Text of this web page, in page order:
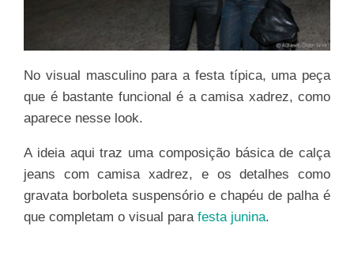
No visual masculino para a festa típica, uma peça
que é bastante funcional é a camisa xadrez, como
aparece nesse look.
A ideia aqui traz uma composição básica de calça
jeans com camisa xadrez, e os detalhes como
gravata borboleta suspensório e chapéu de palha é
que completam o visual para festa junina.